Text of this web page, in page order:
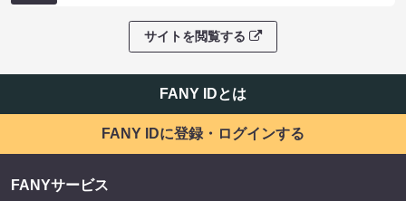
サイトを閲覧する
FANY IDとは
FANY IDに登録・ログインする
FANYサービス